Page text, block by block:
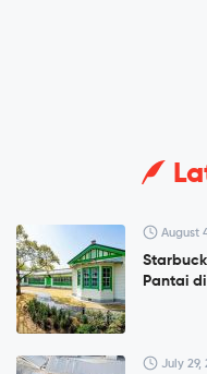
August
Pantai
July 29,